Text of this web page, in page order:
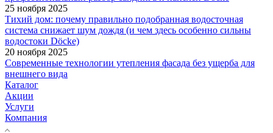
25 ноября 2025
Тихий дом: почему правильно подобранная водосточная
система снижает шум дождя (и чем здесь особенно сильны
водостоки Döcke)
20 ноября 2025
Современные технологии утепления фасада без ущерба для
внешнего вида
Каталог
Акции
Услуги
Компания